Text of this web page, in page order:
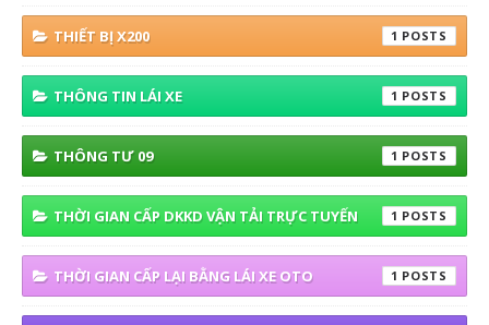
THIẾT BỊ X200 1
THÔNG TIN LÁI XE 1
THÔNG TƯ 09 1
THỜI GIAN CẤP DKKD VẬN TẢI TRỰC TUYẾN 1
THỜI GIAN CẤP LẠI BẰNG LÁI XE OTO 1